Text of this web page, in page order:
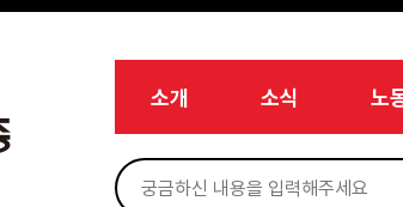
소개 소식 노